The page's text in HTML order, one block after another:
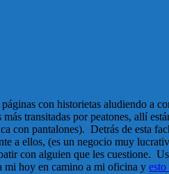
con historietas aludiendo a
transitadas por peatones, allí
con pantalones). Detrás de esta
a ellos, (es un negocio muy
con alguien que les cuestione.
mi hoy en camino a mi oficina y